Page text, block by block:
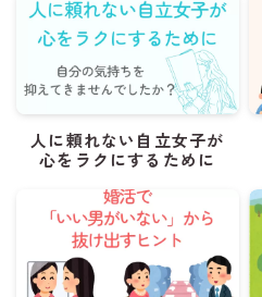
人に頼れない自立女子が
心をラクにするために